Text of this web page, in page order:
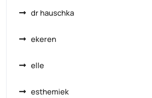
dr hauschka
ekeren
elle
esthemiek